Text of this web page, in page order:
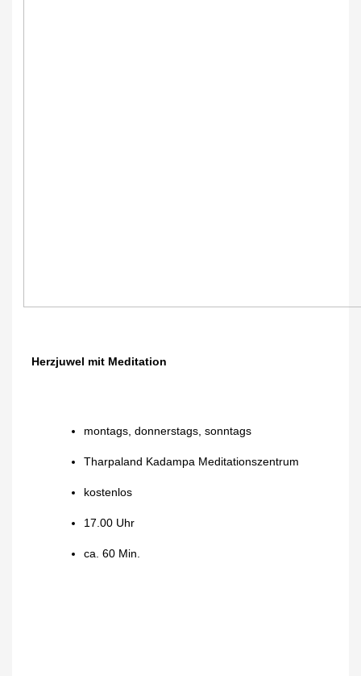
Herzjuwel mit Meditation
montags, donnerstags, sonntags
Tharpaland Kadampa Meditationszentrum
kostenlos
17.00 Uhr
ca. 60 Min.